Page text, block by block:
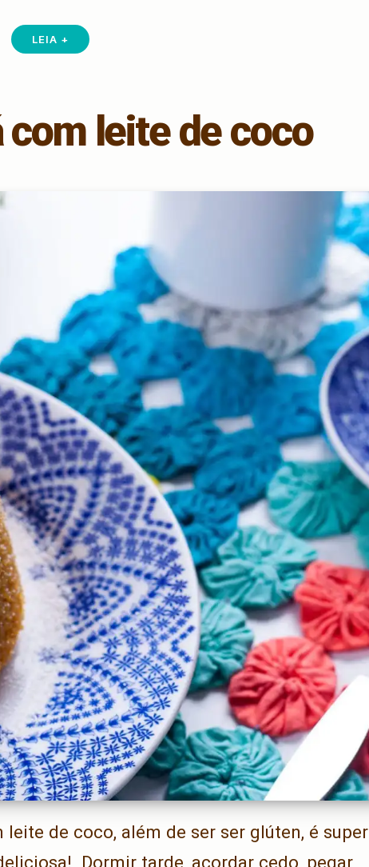
LEIA +
com leite de coco
de coco, além de ser ser glúten, é super
Dormir tarde, acordar cedo, pegar